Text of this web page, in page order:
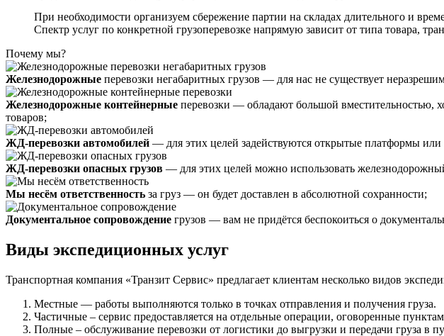
При необходимости организуем сбережение партии на складах длительного и
Спектр услуг по конкретной грузоперевозке напрямую зависит от типа товара,
Почему мы?
Железнодорожные перевозки негабаритных грузов — для нас не существует
Железнодорожные контейнерные перевозки — обладают большой вместительностью,
товаров;
ЖД-перевозки автомобилей — для этих целей задействуются открытые платформы
ЖД-перевозки опасных грузов — для этих целей можно использовать
Мы несём ответственность за груз — он будет доставлен в абсолютной сохранности;
Документальное сопровождение грузов — вам не придётся беспокоиться о
Виды экспедиционных услуг
Транспортная компания «Транзит Сервис» предлагает клиентам несколько видов
Местные — работы выполняются только в точках отправления и получения груза.
Частичные – сервис предоставляется на отдельные операции, оговоренные
Полные – обслуживание перевозки от логистики до выгрузки и передачи груза в